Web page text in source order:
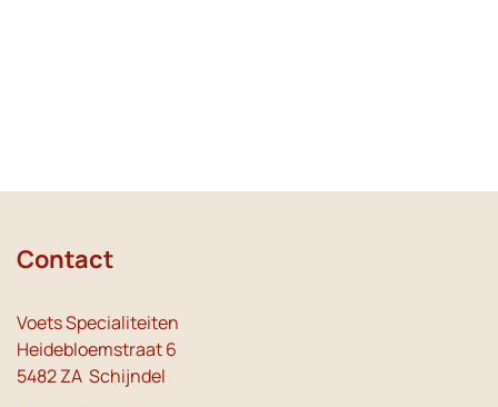
Contact
Voets Specialiteiten
Heidebloemstraat 6
5482 ZA Schijndel